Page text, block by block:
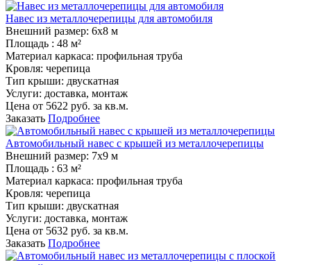
Навес из металлочерепицы для автомобиля
Внешний размер: 6х8 м
Площадь : 48 м²
Материал каркаса: профильная труба
Кровля: черепица
Тип крыши: двускатная
Услуги: доставка, монтаж
Цена от 5622 руб. за кв.м.
Заказать Подробнее
Автомобильный навес с крышей из металлочерепицы
Внешний размер: 7х9 м
Площадь : 63 м²
Материал каркаса: профильная труба
Кровля: черепица
Тип крыши: двускатная
Услуги: доставка, монтаж
Цена от 5632 руб. за кв.м.
Заказать Подробнее